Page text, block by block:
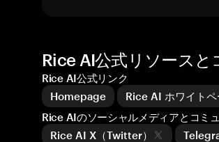
Rice AI公式リソースと
Rice AI公式リンク
Homepage
Rice AI ホワイトペ
Rice AIのソーシャルメディアとコミ
Rice AI X（Twitter）